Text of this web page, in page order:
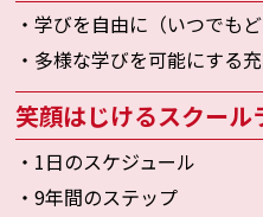
・学びを自由に（いつでも
・多様な学びを可能にする
笑顔はじけるスクール
・1日のスケジュール
・9年間のステップ